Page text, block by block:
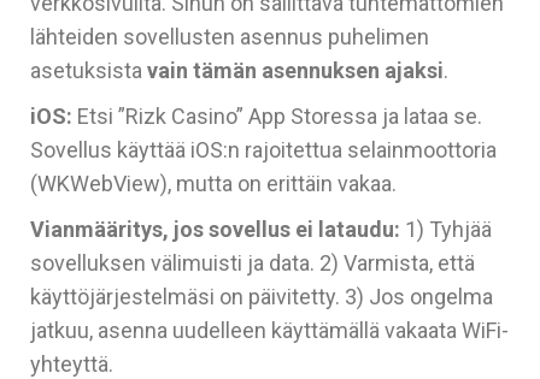
lähteiden sovellusten asennus puhelimen
asetuksistavain tämän asennuksen ajaksi.
iOS: Etsi ”Rizk Casino” App Storessa ja lataa se.
Sovellus käyttää iOS:n rajoitettua selainmoottoria
(WKWebView), mutta on erittäin vakaa.
Vianmääritys, jos sovellus ei lataudu: 1) Tyhjää
sovelluksen välimuisti ja data. 2) Varmista, että
käyttöjärjestelmäsi on päivitetty. 3) Jos ongelma
jatkuu, asenna uudelleen käyttämällä vakaata WiFi-
yhteyttä.